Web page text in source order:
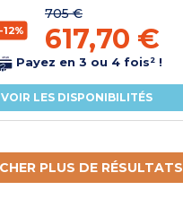
-12%
705 €
617,70 €
Payez en 3 ou 4 fois² !
VOIR LES DISPONIBILITÉS
PLUS DE RÉSULTATS